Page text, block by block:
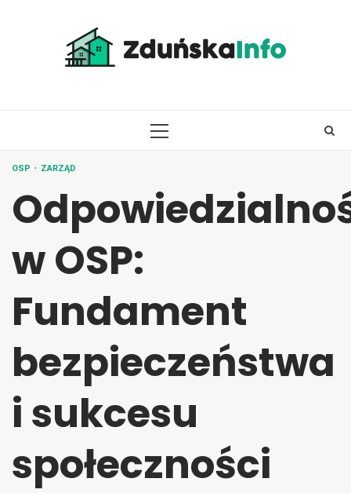
PRIMARY
OSP ZARZĄD
w OSP:
Fundament
bezpieczeństwa
i sukcesu
społeczności